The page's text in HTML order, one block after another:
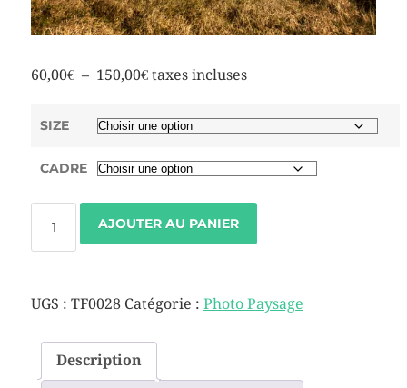
60,00€ – 150,00€ taxes incluses
SIZE
CADRE
AJOUTER AU PANIER
UGS : TF0028 Catégorie : Photo Paysage
Description